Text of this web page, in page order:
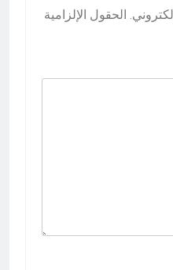
الحقول الإلزامية